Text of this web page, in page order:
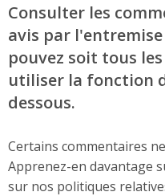
Consulter les
avis par
pouvez soit tous
utiliser la fonction
dessous.
Certains commentaires
Apprenez-en davantage
sur nos politiques